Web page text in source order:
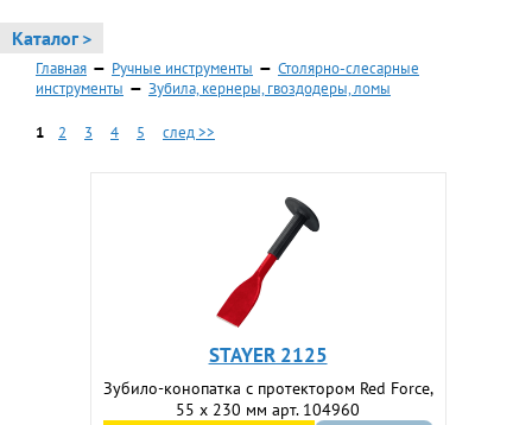
Каталог >
Главная — Ручные инструменты — Столярно-слесарные
инструменты — Зубила, кернеры, гвоздодеры, ломы
1 2 3 4 5 след >>
STAYER 2125
Зубило-конопатка с протектором Red Force,
55 х 230 мм арт. 104960